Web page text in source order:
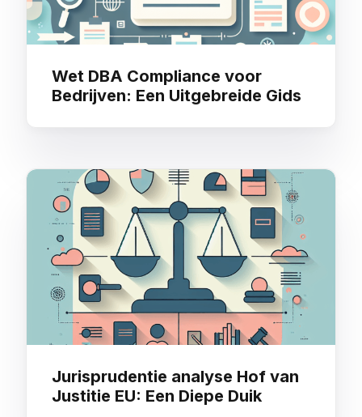
Wet DBA Compliance voor
Bedrijven: Een Uitgebreide Gids
Jurisprudentie analyse Hof van
Justitie EU: Een Diepe Duik